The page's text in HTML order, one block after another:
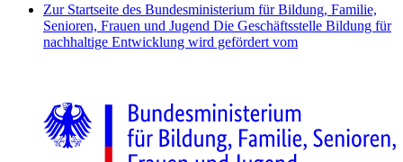
Zur Startseite des Bundesministerium für Bildung, Familie,
Senioren, Frauen und Jugend Die Geschäftsstelle Bildung für
nachhaltige Entwicklung wird gefördert vom